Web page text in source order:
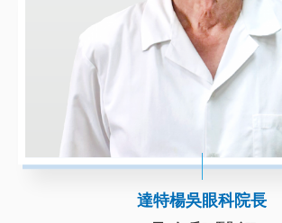
達特楊吳眼科院長